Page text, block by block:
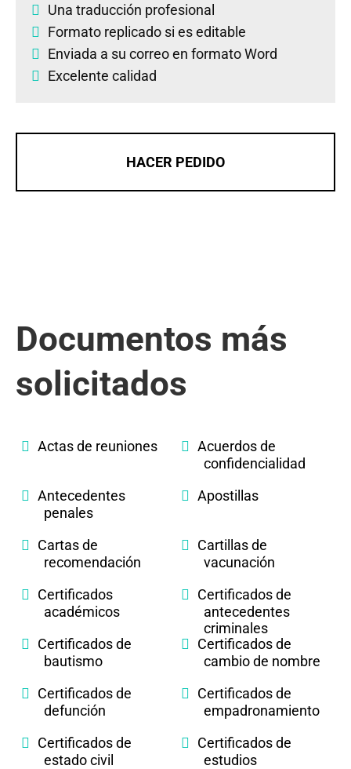
Una traducción profesional
Formato replicado si es editable
Enviada a su correo en formato Word
Excelente calidad
HACER PEDIDO
Documentos más
solicitados
Actas de reuniones
Acuerdos de
confidencialidad
Antecedentes
penales
Apostillas
Cartas de
recomendación
Cartillas de
vacunación
Certificados
académicos
Certificados de
antecedentes
criminales
Certificados de
bautismo
Certificados de
cambio de nombre
Certificados de
defunción
Certificados de
empadronamiento
Certificados de
estado civil
Certificados de
estudios